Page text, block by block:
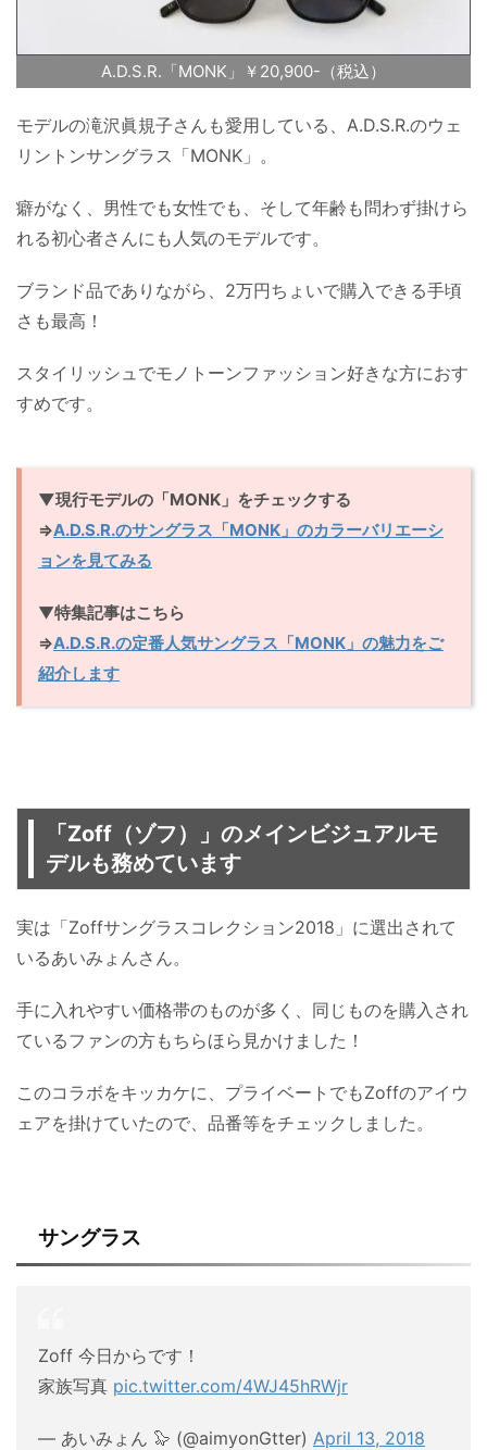
A.D.S.R.「MONK」￥20,900-（税込）
モデルの滝沢眞規子さんも愛用している、A.D.S.R.のウェ
リントンサングラス「MONK」。
癖がなく、男性でも女性でも、そして年齢も問わず掛けら
れる初心者さんにも人気のモデルです。
ブランド品でありながら、2万円ちょいで購入できる手頃
さも最高！
スタイリッシュでモノトーンファッション好きな方におす
すめです。
▼現行モデルの「MONK」をチェックする
⇒A.D.S.R.のサングラス「MONK」のカラーバリエーシ
ョンを見てみる
▼特集記事はこちら
⇒A.D.S.R.の定番人気サングラス「MONK」の魅力をご
紹介します
「Zoff（ゾフ）」のメインビジュアルモ
デルも務めています
実は「Zoffサングラスコレクション2018」に選出されて
いるあいみょんさん。
手に入れやすい価格帯のものが多く、同じものを購入され
ているファンの方もちらほら見かけました！
このコラボをキッカケに、プライベートでもZoffのアイウ
ェアを掛けていたので、品番等をチェックしました。
サングラス
Zoff 今日からです！
家族写真 pic.twitter.com/4WJ45hRWjr
— あいみょん 🦭 (@aimyonGtter) April 13, 2018